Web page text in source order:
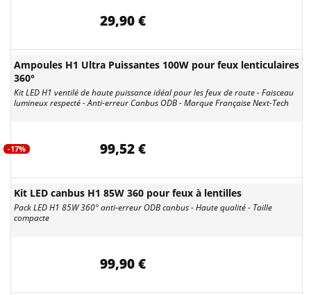
29,90 €
Ampoules H1 Ultra Puissantes 100W pour feux lenticulaires
360°
Kit LED H1 ventilé de haute puissance idéal pour les feux de route - Faisceau
lumineux respecté - Anti-erreur Canbus ODB - Marque Française Next-Tech
-17% 99,52 €
Kit LED canbus H1 85W 360 pour feux à lentilles
Pack LED H1 85W 360° anti-erreur ODB canbus - Haute qualité - Taille
compacte
99,90 €